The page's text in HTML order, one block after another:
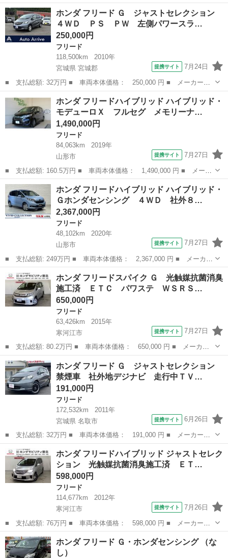
名： ホンダ ■ 車種名： フリードハイブリッド ■ グレード
名： ハイブリッド・Ｇホンダセンシング ・７人乗りハイブリッド
車・Ｈｏｎｄａセン...
山形 山形市 フリード
ホンダ フリード Ｇ ジャストセレクション
４ＷＤ ＰＳ ＰＷ 左側パワースラ…
250,000円
フリード
118,500km
2010年
宮城県 宮城郡
提携サイト 7月24日
■ 支払総額: 32万円 ■ 車両本体価格： 250,000 円 ■ メーカー
名： ホンダ ■ 車種名： フリード ■ グレード名： Ｇ ジャス
トセレクション ４ＷＤ ＰＳ ＰＷ 左側パワースライドドア Ｅ
ＴＣ ■ 排気量...
宮城 宮城郡 フリード
ホンダ フリードハイブリッド ハイブリッド・
モデューロＸ フルセグ メモリーナ…
1,490,000円
フリード
84,063km
2019年
山形市
提携サイト 7月27日
■ 支払総額: 160.5万円 ■ 車両本体価格： 1,490,000 円 ■ メーカ
ー名： ホンダ ■ 車種名： フリードハイブリッド ■ グレード
名： ハイブリッド・モデューロＸ フルセグ メモリーナビ ＤＶ
Ｄ再生 バ...
山形 山形市 フリード
ホンダ フリードハイブリッド ハイブリッド・
Ｇホンダセンシング ４ＷＤ 社外８…
2,367,000円
フリード
48,102km
2020年
山形市
提携サイト 7月27日
■ 支払総額: 249万円 ■ 車両本体価格： 2,367,000 円 ■ メーカー
名： ホンダ ■ 車種名： フリードハイブリッド ■ グレード
名： ハイブリッド・Ｇホンダセンシング ４ＷＤ 社外８型メモリ
ーナビ フルセ...
山形 フリード
ホンダ フリードスパイク Ｇ 光触媒抗菌消臭
施工済 ＥＴＣ パワステ ＷＳＲＳ…
650,000円
フリード
63,426km
2015年
寒河江市
提携サイト 7月27日
■ 支払総額: 80.2万円 ■ 車両本体価格： 650,000 円 ■ メーカー
名： ホンダ ■ 車種名： フリードスパイク ■ グレード名：
Ｇ 光触媒抗菌消臭施工済 ＥＴＣ パワステ ＷＳＲＳ 横滑り防
止装置 フルオ...
山形 寒河江市 フリード
ホンダ フリード Ｇ ジャストセレクション
禁煙車 社外地デジナビ 走行中ＴＶ…
191,000円
フリード
172,532km
2011年
宮城県 名取市
提携サイト 6月26日
■ 支払総額: 32万円 ■ 車両本体価格： 191,000 円 ■ メーカー
名： ホンダ ■ 車種名： フリード ■ グレード名： Ｇ ジャス
トセレクション 禁煙車 社外地デジナビ 走行中ＴＶ映 ＤＶＤ再
生 バックカメラ...
宮城 フリード
ホンダ フリードハイブリッド ジャストセレク
ション 光触媒抗菌消臭施工済 ＥＴ…
598,000円
フリード
114,677km
2012年
寒河江市
提携サイト 7月26日
■ 支払総額: 76万円 ■ 車両本体価格： 598,000 円 ■ メーカー
名： ホンダ ■ 車種名： フリードハイブリッド ■ グレード
名： ジャストセレクション 光触媒抗菌消臭施工済 ＥＴＣ スマ
キ－ ＰＷ 両側スラ...
山形 寒河江市 フリード
ホンダ フリード Ｇ・ホンダセンシング （な
し）